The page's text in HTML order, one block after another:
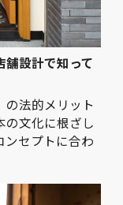
舗設計で知って
法的メリット
の文化に根ざし
ンセプトに合わ